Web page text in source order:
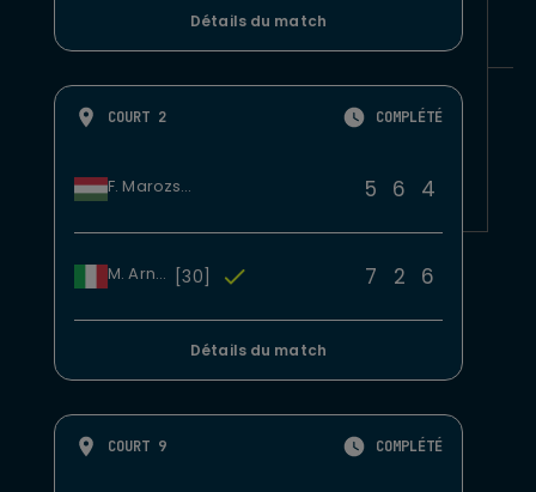
Détails du match
COURT 2 COMPLÉTÉ
F. Marozsan 5 6 4
M. Arnaldi [30] 7 2 6
Détails du match
COURT 9 COMPLÉTÉ